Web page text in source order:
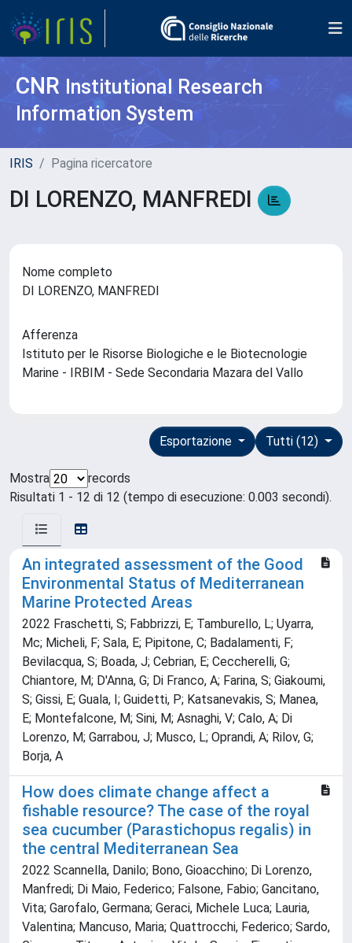
CNR Institutional Research
Information System
IRIS Pagina ricercatore
DI LORENZO, MANFREDI
Nome completo
DI LORENZO, MANFREDI
Afferenza
Istituto per le Risorse Biologiche e le Biotecnologie
Marine - IRBIM - Sede Secondaria Mazara del Vallo
Tutti (12)
Esportazione
Mostra
records
Risultati 1 - 12 di 12 (tempo di esecuzione: 0.003 secondi).
An integrated assessment of the Good
Environmental Status of Mediterranean
Marine Protected Areas
2022 Fraschetti, S; Fabbrizzi, E; Tamburello, L; Uyarra,
Mc; Micheli, F; Sala, E; Pipitone, C; Badalamenti, F;
Bevilacqua, S; Boada, J; Cebrian, E; Ceccherelli, G;
Chiantore, M; D'Anna, G; Di Franco, A; Farina, S; Giakoumi,
S; Gissi, E; Guala, I; Guidetti, P; Katsanevakis, S; Manea,
E; Montefalcone, M; Sini, M; Asnaghi, V; Calo, A; Di
Lorenzo, M; Garrabou, J; Musco, L; Oprandi, A; Rilov, G;
Borja, A
How does climate change affect a
fishable resource? The case of the royal
sea cucumber (Parastichopus regalis) in
the central Mediterranean Sea
2022 Scannella, Danilo; Bono, Gioacchino; Di Lorenzo,
Manfredi; Di Maio, Federico; Falsone, Fabio; Gancitano,
Vita; Garofalo, Germana; Geraci, Michele Luca; Lauria,
Valentina; Mancuso, Maria; Quattrocchi, Federico; Sardo,